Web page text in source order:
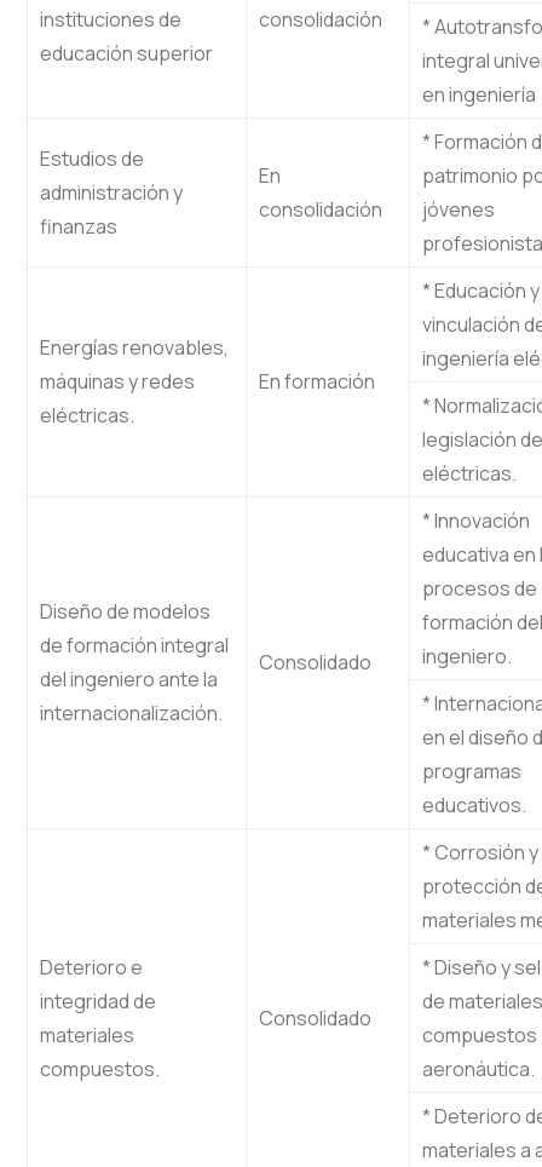
instituciones de
educación superior
consolidación
*
integral
en ingeniería
Estudios de
administración y
finanzas
En
consolidación
* Formación
patrimonio
jóvenes
Energías renovables,
máquinas y redes
eléctricas.
En formación
* Educación y
vinculación
ingeniería
*
legislación
eléctricas.
Diseño de modelos
de formación integral
del ingeniero ante la
internacionalización.
Consolidado
* Innovación
educativa en
procesos de
formación del
ingeniero.
*
en el diseño
programas
educativos.
Deterioro e
integridad de
materiales
compuestos.
Consolidado
* Corrosión y
protección
materiales
* Diseño y
de materiales
compuestos
aeronáutica.
* Deterioro
materiales a